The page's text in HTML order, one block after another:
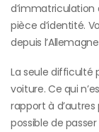
d’immatriculation
pièce d’identité.
depuis
La seule difficulté
voiture. Ce qui
rapport à d’autres
possible de